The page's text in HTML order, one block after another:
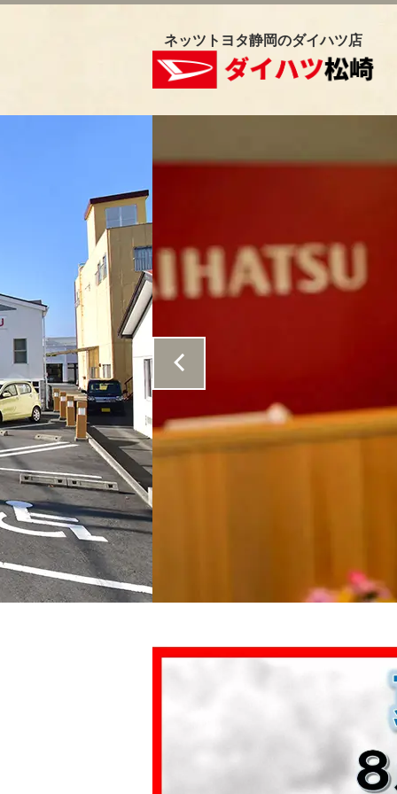
ネッツトヨタ静岡のダイハツ店